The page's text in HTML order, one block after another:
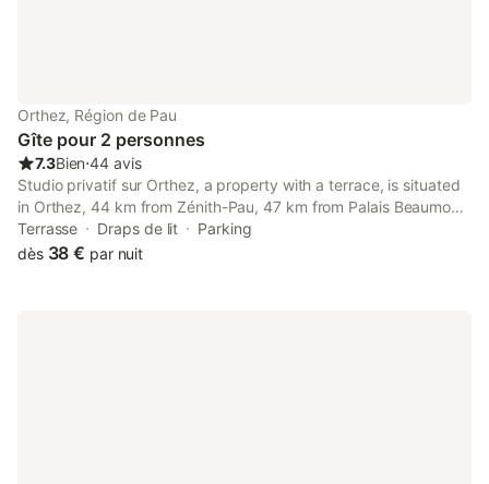
Orthez, Région de Pau
Gîte pour 2 personnes
7.3Bien⋅44 avis
Studio privatif sur Orthez, a property with a terrace, is situated
in Orthez, 44 km from Zénith-Pau, 47 km from Palais Beaumont,
as well as 38 km from Sainte-Marie Cathedral. This apartment
offers free private parking and a lift.
Terrasse Draps de lit
Parking
dès 38 € par nuit